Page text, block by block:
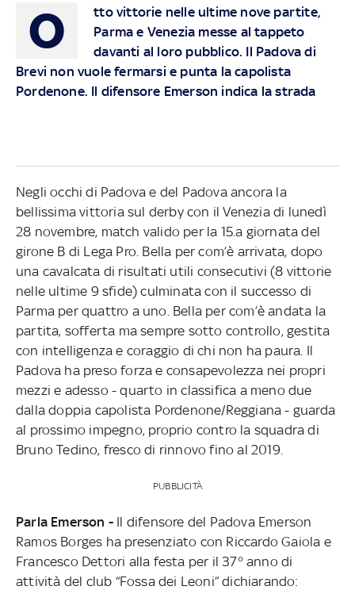
O
tto vittorie nelle ultime nove partite,
Parma e Venezia messe al tappeto
davanti al loro pubblico. Il Padova di
Brevi non vuole fermarsi e punta la capolista
Pordenone. Il difensore Emerson indica la strada
Negli occhi di Padova e del Padova ancora la
bellissima vittoria sul derby con il Venezia di lunedì
28 novembre, match valido per la 15.a giornata del
girone B di Lega Pro. Bella per com’è arrivata, dopo
una cavalcata di risultati utili consecutivi (8 vittorie
nelle ultime 9 sfide) culminata con il successo di
Parma per quattro a uno. Bella per com’è andata la
partita, sofferta ma sempre sotto controllo, gestita
con intelligenza e coraggio di chi non ha paura. Il
Padova ha preso forza e consapevolezza nei propri
mezzi e adesso - quarto in classifica a meno due
dalla doppia capolista Pordenone/Reggiana - guarda
al prossimo impegno, proprio contro la squadra di
Bruno Tedino, fresco di rinnovo fino al 2019.
PUBBLICITÀ
Parla Emerson -Il difensore del Padova Emerson
Ramos Borges ha presenziato con Riccardo Gaiola e
Francesco Dettori alla festa per il 37° anno di
attività del club “Fossa dei Leoni” dichiarando: